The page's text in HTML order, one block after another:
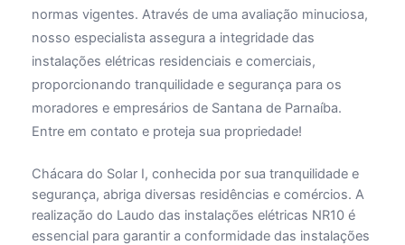
normas vigentes. Através de uma avaliação minuciosa,
nosso especialista assegura a integridade das
instalações elétricas residenciais e comerciais,
proporcionando tranquilidade e segurança para os
moradores e empresários de Santana de Parnaíba.
Entre em contato e proteja sua propriedade!
Chácara do Solar I, conhecida por sua tranquilidade e
segurança, abriga diversas residências e comércios. A
realização do Laudo das instalações elétricas NR10 é
essencial para garantir a conformidade das instalações